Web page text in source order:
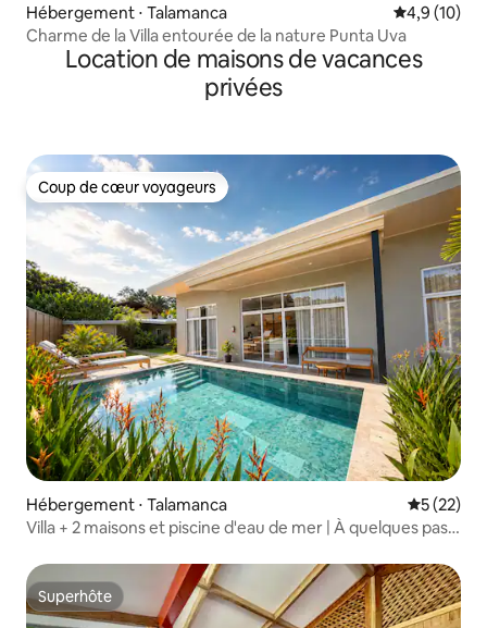
Hébergement ⋅ Talamanca Évaluation
4,9 (10)
Charme de la Villa entourée de la nature Punta Uva
Location de maisons de vacances
privées
Coup de cœur voyageurs
Coup de cœur voyageurs
Hébergement ⋅ Talamanca
5 (22)
Villa + 2 maisons et piscine d'eau de mer | À quelques pas
Superhôte
Superhôte